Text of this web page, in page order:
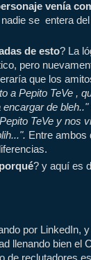
venía
se entera
de esto? La
pero
que los
a Pepito TeVe ,
encargar de bleh.."
TeVe y nos
Entre ambos
porqué? y aquí es
por LinkedIn,
llenando bien el